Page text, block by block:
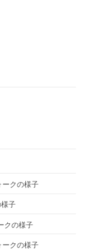
クの様子
子
クの様子
クの様子